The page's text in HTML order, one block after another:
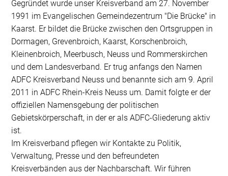
Gegründet wurde unser Kreisverband am 27. November
1991 im Evangelischen Gemeindezentrum "Die Brücke" in
Kaarst. Er bildet die Brücke zwischen den Ortsgruppen in
Dormagen, Grevenbroich, Kaarst, Korschenbroich,
Kleinenbroich, Meerbusch, Neuss und Rommerskirchen
und dem Landesverband. Er trug anfangs den Namen
ADFC Kreisverband Neuss und benannte sich am 9. April
2011 in ADFC Rhein-Kreis Neuss um. Damit folgte er der
offiziellen Namensgebung der politischen
Gebietskörperschaft, in der er als ADFC-Gliederung aktiv
ist.
Im Kreisverband pflegen wir Kontakte zu Politik,
Verwaltung, Presse und den befreundeten
Kreisverbänden aus der Nachbarschaft. Wir führen